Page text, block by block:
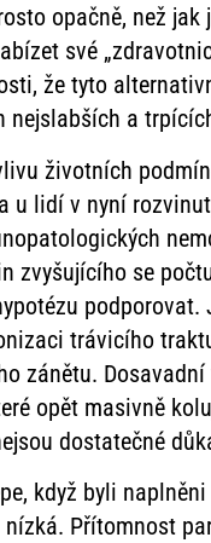
opačně, než jak
své
že tyto
nejslabších a
životních
u lidí v nyní
zvyšujícího se
trávicího
zánětu.
opět masivně
dostatečné
když byli
Přítomnost